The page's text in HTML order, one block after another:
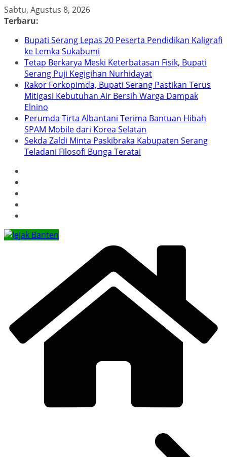
Skip
to
Sabtu, Agustus 8, 2026
Terbaru:
Bupati Serang Lepas 20 Peserta Pendidikan Kaligrafi
ke Lemka Sukabumi
Tetap Berkarya Meski Keterbatasan Fisik, Bupati
Serang Puji Kegigihan Nurhidayat
Rakor Forkopimda, Bupati Serang Pastikan Terus
Mitigasi Kebutuhan Air Bersih Warga Dampak
Elnino
Perumda Tirta Albantani Terima Bantuan Hibah
SPAM Mobile dari Korea Selatan
Sekda Zaldi Minta Paskibraka Kabupaten Serang
Teladani Filosofi Bunga Teratai